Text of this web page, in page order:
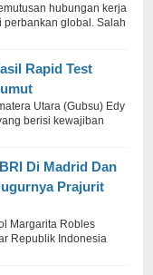
hubungan kerja
perbankan global. Salah
Rapid Test
Utara (Gubsu) Edy
berisi kewajiban
Di Madrid Dan
Prajurit
Margarita Robles
Republik Indonesia